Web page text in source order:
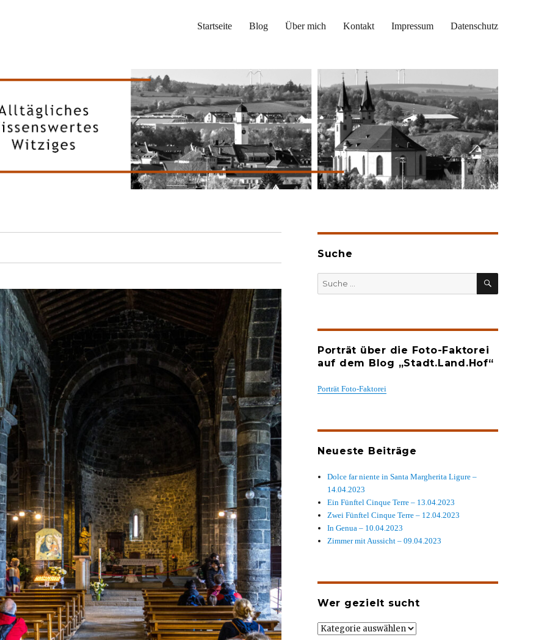
Startseite Blog Über mich Kontakt Impressum Datenschutz
Suche
SUCHEN
Porträt über die Foto-Faktorei
auf dem Blog „Stadt.Land.Hof“
Porträt Foto-Faktorei
Neueste Beiträge
Dolce far niente in Santa Margherita Ligure –
14.04.2023
Ein Fünftel Cinque Terre – 13.04.2023
Zwei Fünftel Cinque Terre – 12.04.2023
In Genua – 10.04.2023
Zimmer mit Aussicht – 09.04.2023
Wer gezielt sucht
Wer